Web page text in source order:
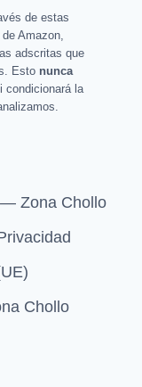
de estas
Amazon,
adscritas que
Esto nunca
condicionará la
Zona Chollo
Chollo